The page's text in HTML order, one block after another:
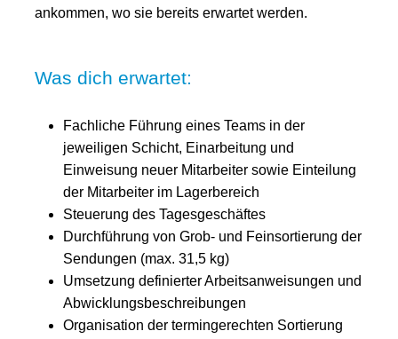
ankommen, wo sie bereits erwartet werden.
Was dich erwartet:
Fachliche Führung eines Teams in der
jeweiligen Schicht, Einarbeitung und
Einweisung neuer Mitarbeiter sowie Einteilung
der Mitarbeiter im Lagerbereich
Steuerung des Tagesgeschäftes
Durchführung von Grob- und Feinsortierung der
Sendungen (max. 31,5 kg)
Umsetzung definierter Arbeitsanweisungen und
Abwicklungsbeschreibungen
Organisation der termingerechten Sortierung